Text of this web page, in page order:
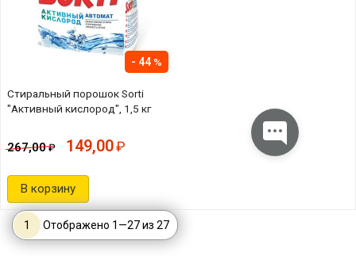
Стиральный порошок Sorti
"Активный кислород", 1,5 кг
44
267,00 149,00
В корзину
1 Отображено 1 —27из 27